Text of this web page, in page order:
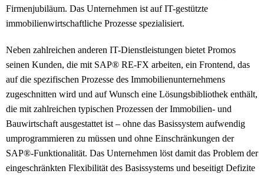
Firmenjubiläum. Das Unternehmen ist auf IT-gestützte
immobilienwirtschaftliche Prozesse spezialisiert.
Neben zahlreichen anderen IT-Dienstleistungen bietet Promos
seinen Kunden, die mit SAP® RE-FX arbeiten, ein Frontend, das
auf die spezifischen Prozesse des Immobilienunternehmens
zugeschnitten wird und auf Wunsch eine Lösungsbibliothek enthält,
die mit zahlreichen typischen Prozessen der Immobilien- und
Bauwirtschaft ausgestattet ist – ohne das Basissystem aufwendig
umprogrammieren zu müssen und ohne Einschränkungen der
SAP®-Funktionalität. Das Unternehmen löst damit das Problem der
eingeschränkten Flexibilität des Basissystems und beseitigt Defizite